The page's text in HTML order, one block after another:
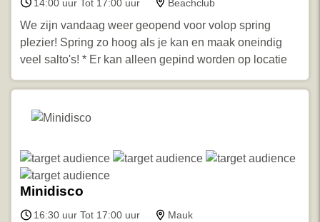
14:00 uur Tot 17:00 uur Beachclub
We zijn vandaag weer geopend voor volop spring
plezier! Spring zo hoog als je kan en maak oneindig
veel salto's! * Er kan alleen gepind worden op locatie
Minidisco
16:30 uur Tot 17:00 uur Mauk